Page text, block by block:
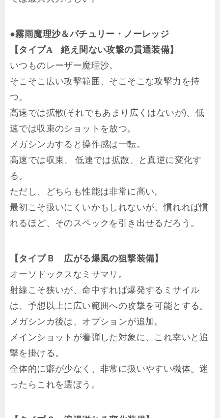
●霧雨魔理沙＆パチュリー・ノーレッジ
【タイプA 絶え間ない攻撃の貫通装備】
いつものレーザー魔理沙。
そこそこ広い攻撃範囲、そこそこな攻撃力を持
つ。
高速では拡散(それでもあまり広くはないが)、低
速では収束のショットを放つ。
メガシンカすると操作感は一転。
高速では収束、 低速では拡散、と真逆に変化す
る。
ただし、どちらも性能は非常に高い。
最初こそ扱いにくいかもしれないが、慣れれば慣
れるほど、そのスペックを引き出せるだろう。
【タイプＢ 広がる爆風の狙撃装備】
オーソドックスなミサマリ。
射線こそ狭いが、命中すれば爆発するミサイル
は、予想以上に広い範囲への攻撃を可能とする。
メガシンカ後は、オプションが追加。
メインショットが着弾した対象に、これ幸いと追
撃を掛ける。
全体的に癖が少なく、非常に扱いやすい機体。迷
ったらこれを選ぼう。